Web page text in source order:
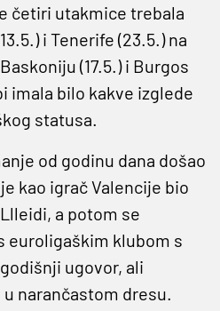
četiri utakmice trebala
i Tenerife (23.5.) na
(17.5.) i Burgos
imala bilo kakve izglede
statusa.
od godinu dana došao
kao igrač Valencije bio
a potom se
euroligaškim klubom s
ugovor, ali
narančastom dresu.